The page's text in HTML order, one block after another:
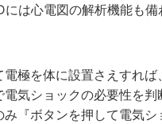
には心電図の解析機能も
極を体に設置さえすれば、
気ショックの必要性を判
み『ボタンを押して電気シ